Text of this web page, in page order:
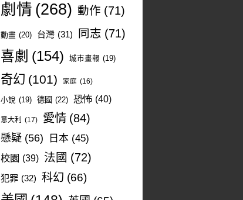
劇情 (268) 動作 (71)
動畫 (20) 台灣 (31) 同志 (71)
喜劇 (154) 城市畫報 (19)
奇幻 (101) 家庭 (16)
小說 (19) 德國 (22) 恐怖 (40)
意大利 (17) 愛情 (84)
懸疑 (56) 日本 (45)
校園 (39) 法國 (72)
犯罪 (32) 科幻 (66)